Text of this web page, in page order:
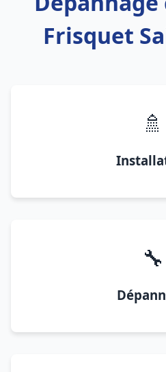
Frisquet
🚿
🔧